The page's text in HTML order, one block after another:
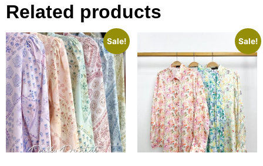
Related products
Sale! Sale!